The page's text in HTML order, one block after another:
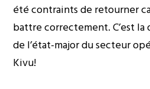
été contraints de retourner
battre correctement. C’est
de l’état-major du secteur
Kivu!